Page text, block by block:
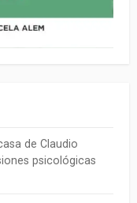
de Claudio
psicológicas